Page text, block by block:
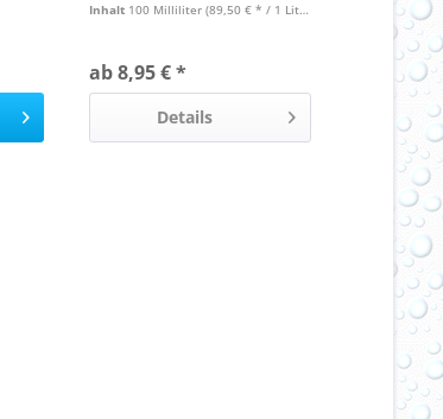
Inhalt 100 Milliliter (89,50 € * / 1 Liter)
ab 8,95 € *
Details